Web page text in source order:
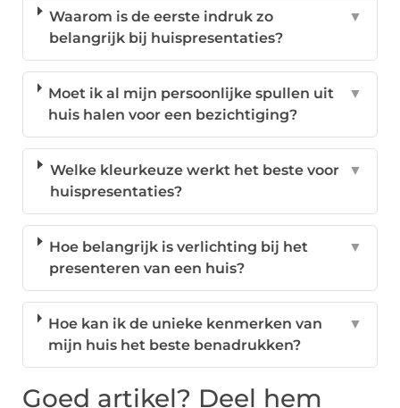
Waarom is de eerste indruk zo
belangrijk bij huispresentaties?
▼
Moet ik al mijn persoonlijke spullen uit
huis halen voor een bezichtiging?
▼
Welke kleurkeuze werkt het beste voor
huispresentaties?
▼
Hoe belangrijk is verlichting bij het
presenteren van een huis?
▼
Hoe kan ik de unieke kenmerken van
mijn huis het beste benadrukken?
▼
Goed artikel? Deel hem